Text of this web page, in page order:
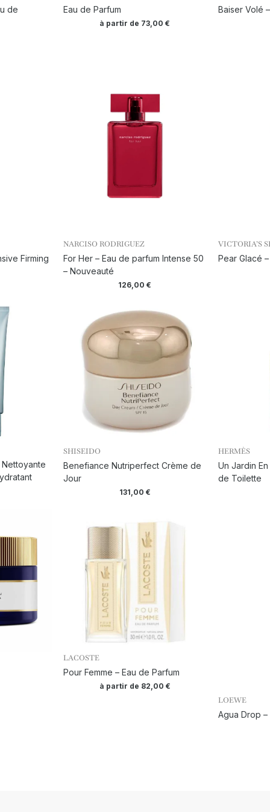
de Eau de Parfum
à partir de 73,00€
Baiser Volé
Firming
NARCISO RODRIGUEZ
For Her – Eau de parfum Intense 50
– Nouveauté
126,00€
VICTORIA’S
Pear Glacé
SHISEIDO
Benefiance Nutriperfect Crème de
Jour
131,00 €
HERMÈS
Un Jardin
de Toilette
LACOSTE
Pour Femme – Eau de Parfum
à partir de 82,00 €
LOEWE
Agua Drop –